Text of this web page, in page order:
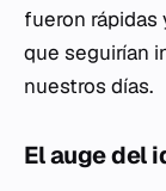
fueron rápidas
que seguirían
nuestros días.
El auge del